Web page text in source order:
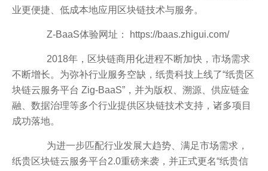
业更便捷、低成本地应用区块链技术与服务。
Z-BaaS体验网址： https://baas.zhigui.com/
2018年，区块链商用化进程不断加快，市场需求
不断增长。为弥补行业服务空缺，纸贵科技上线了“纸贵区
块链云服务平台 Zig-BaaS”，并为版权、溯源、供应链金
融、数据治理等多个行业提供区块链技术支持，诸多项目
成功落地。
为进一步匹配行业发展大趋势、满足市场需求，
纸贵区块链云服务平台2.0重磅来袭，并正式更名“纸贵信